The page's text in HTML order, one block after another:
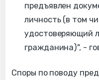
предъявлен
личность (в том
удостоверяющий
гражданина)", -
Споры по поводу